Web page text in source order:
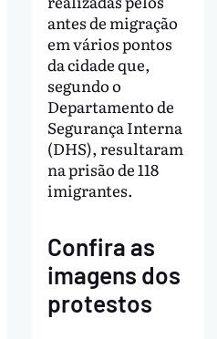
antes de migração
em vários pontos
da cidade que,
segundo o
Departamento de
Segurança Interna
(DHS), resultaram
na prisão de 118
imigrantes.
Confira as
imagens dos
protestos